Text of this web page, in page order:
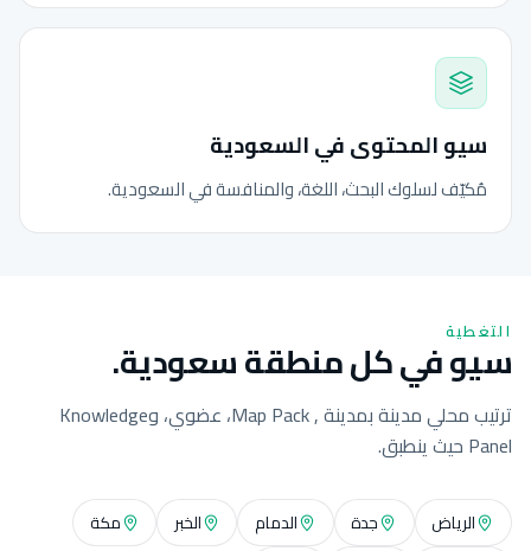
سيو المحتوى في السعودية
مُكيّف لسلوك البحث، اللغة، والمنافسة في السعودية.
التغطية
سيو في كل منطقة سعودية.
ترتيب محلي مدينة بمدينة , Map Pack، عضوي، وKnowledge
Panel حيث ينطبق.
الرياض جدة الدمام الخبر
مكة